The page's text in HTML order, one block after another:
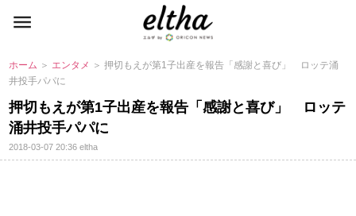
ホーム ＞ エンタメ ＞ 押切もえが第1子出産を報告「感謝と喜び」 ロッテ涌
井投手パパに
押切もえが第1子出産を報告「感謝と喜び」 ロッテ
涌井投手パパに
2018-03-07 20:36eltha